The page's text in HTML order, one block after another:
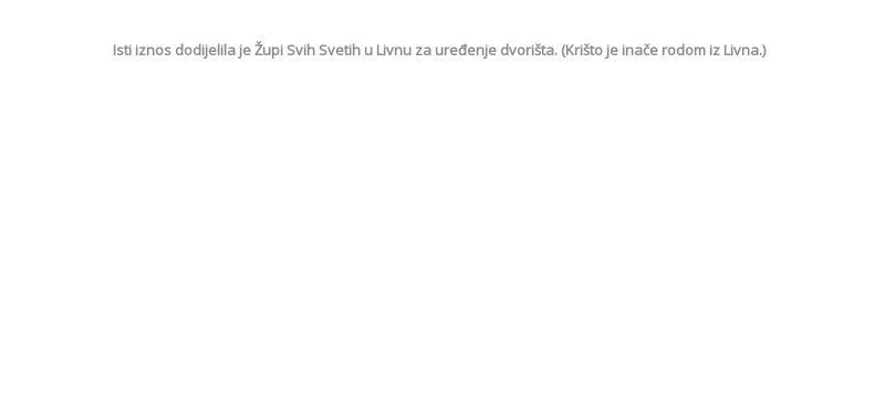
Isti iznos dodijelila je Župi Svih Svetih u Livnu za uređenje dvorišta. (Krišto je inače rodom iz Livna.)